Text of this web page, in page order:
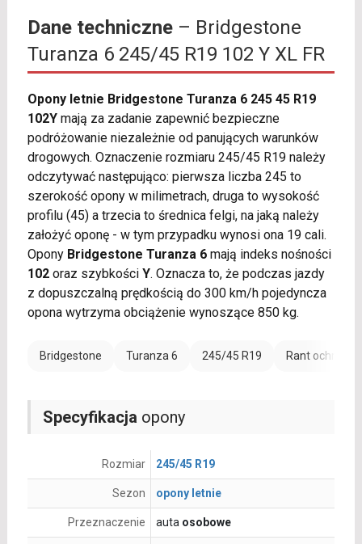
Dane techniczne– Bridgestone
Turanza 6 245/45 R19 102 Y XL FR
Opony letnie Bridgestone Turanza 6 245 45 R19
102Ymają za zadanie zapewnić bezpieczne
podróżowanie niezależnie od panujących warunków
drogowych. Oznaczenie rozmiaru 245/45 R19 należy
odczytywać następująco: pierwsza liczba 245 to
szerokość opony w milimetrach, druga to wysokość
profilu (45) a trzecia to średnica felgi, na jaką należy
założyć oponę - w tym przypadku wynosi ona 19 cali.
Opony Bridgestone Turanza 6mają indeks nośności
102oraz szybkości Y. Oznacza to, że podczas jazdy
z dopuszczalną prędkością do 300 km/h pojedyncza
opona wytrzyma obciążenie wynoszące 850 kg.
Bridgestone Turanza 6 245/45 R19 Rant ochronny
Specyfikacja opony
Rozmiar 245/45 R19
Sezon opony letnie
Przeznaczenie auta osobowe